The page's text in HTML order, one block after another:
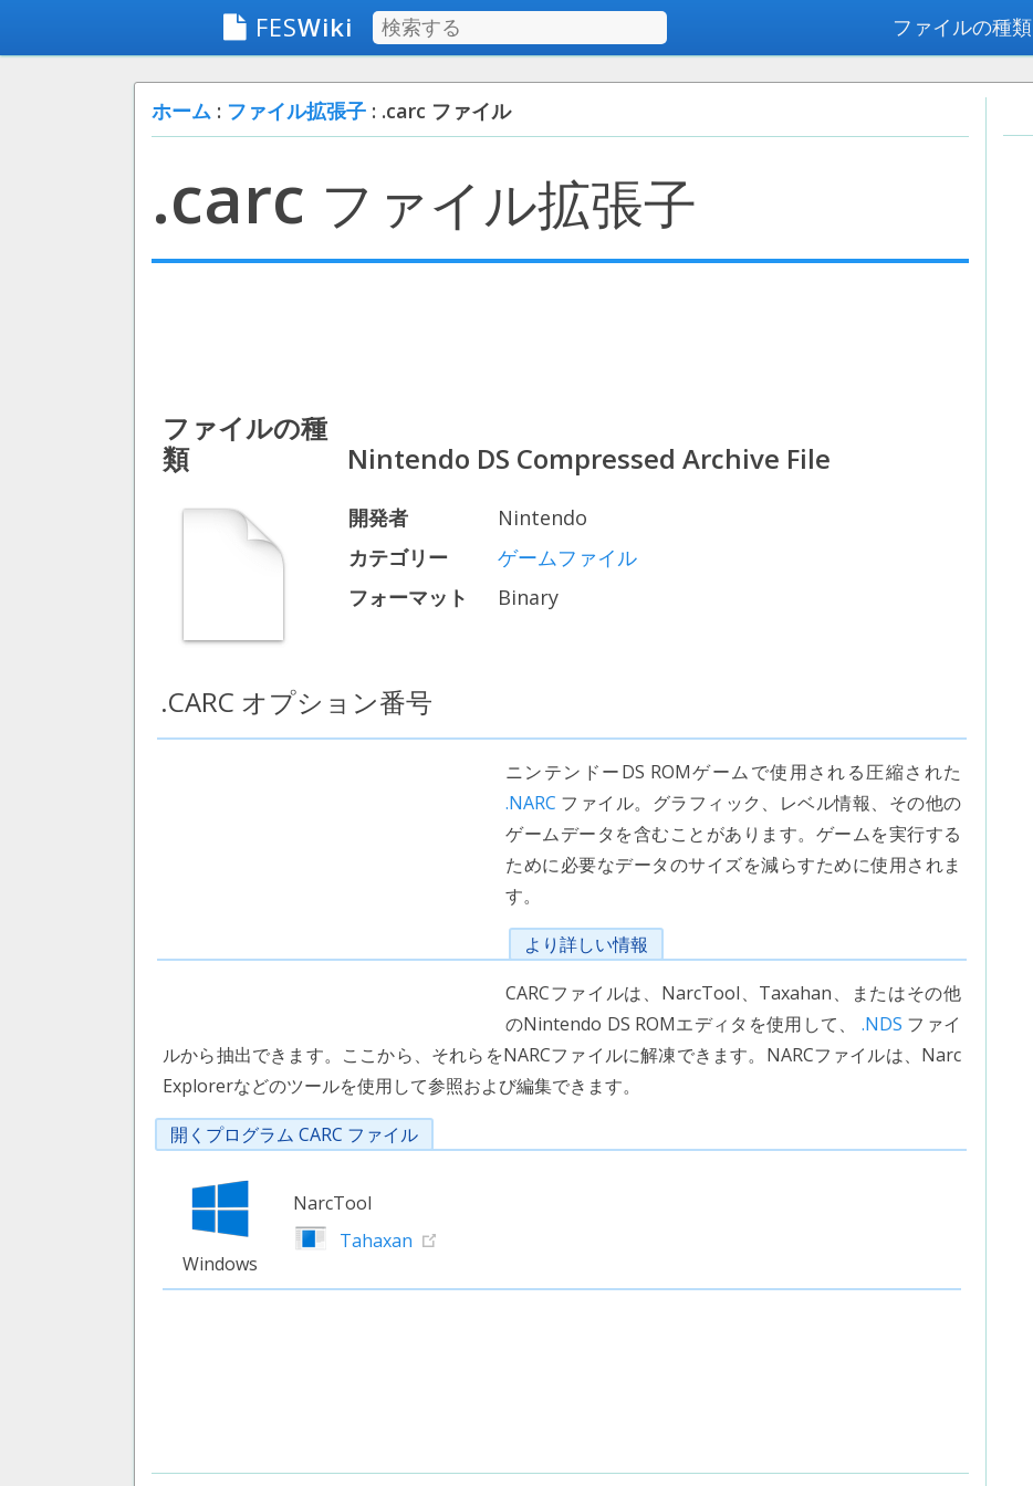
FESWiki ファイルの種類
ホーム : ファイル拡張子 : .carc ファイル
.carc ファイル拡張子
ファイルの種
類
Nintendo DS Compressed Archive File
開発者
Nintendo
カテゴリー
ゲームファイル
フォーマット
Binary
.CARC オプション番号
ニンテンドーDS ROMゲームで使用される圧縮された
.NARC ファイル。グラフィック、レベル情報、その他の
ゲームデータを含むことがあります。ゲームを実行する
ために必要なデータのサイズを減らすために使用されま
す。
より詳しい情報
CARCファイルは、NarcTool、Taxahan、またはその他
のNintendo DS ROMエディタを使用して、 .NDS ファイ
ルから抽出できます。ここから、それらをNARCファイルに解凍できます。NARCファイルは、Narc
Explorerなどのツールを使用して参照および編集できます。
開くプログラム CARC ファイル
Windows
NarcTool
Tahaxan